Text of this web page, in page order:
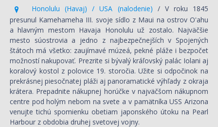
Honolulu (Havaj) / USA (nalodenie) / V roku 1845
presunul Kamehameha III. svoje sídlo z Maui na ostrov O'ahu
a hlavným mestom Havaja Honolulu už zostalo. Najväčšie
mesto súostrovia a jedno z najbezpečnejších v Spojených
štátoch má všetko: zaujímavé múzeá, pekné pláže i bezpočet
možností nakupovať. Prezrite si bývalý kráľovský palác Iolani aj
koralový kostol z polovice 19. storočia. Užite si odpočinok na
prekrásnej piesočnatej pláži aj panoramatické výhľady z okraja
krátera. Prepadnite nákupnej horúčke v najväčšom nákupnom
centre pod holým nebom na svete a v pamätníka USS Arizona
venujte tichú spomienku obetiam japonského útoku na Pearl
Harbour z obdobia druhej svetovej vojny.